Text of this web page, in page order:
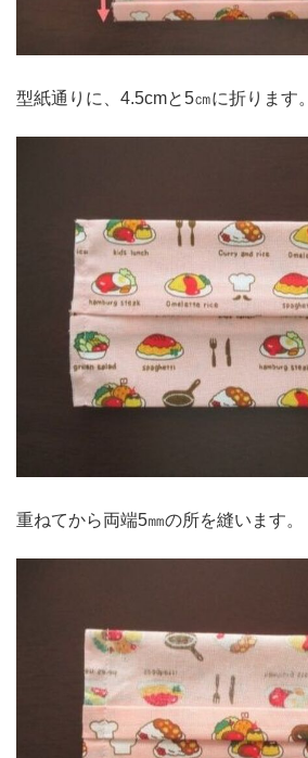
型紙通りに、4.5cmと5㎝に折ります。
重ねてから両端5㎜の所を縫います。